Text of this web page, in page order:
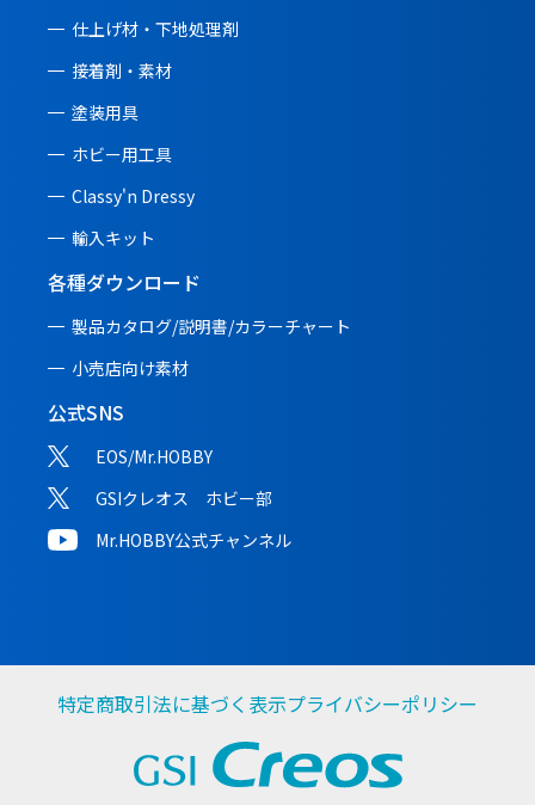
仕上げ材・下地処理剤
接着剤・素材
塗装用具
ホビー用工具
Classy'n Dressy
輸入キット
各種ダウンロード
製品カタログ/説明書/カラーチャート
小売店向け素材
公式SNS
EOS/Mr.HOBBY
GSIクレオス ホビー部
Mr.HOBBY公式チャンネル
特定商取引法に基づく表示プライバシーポリシー